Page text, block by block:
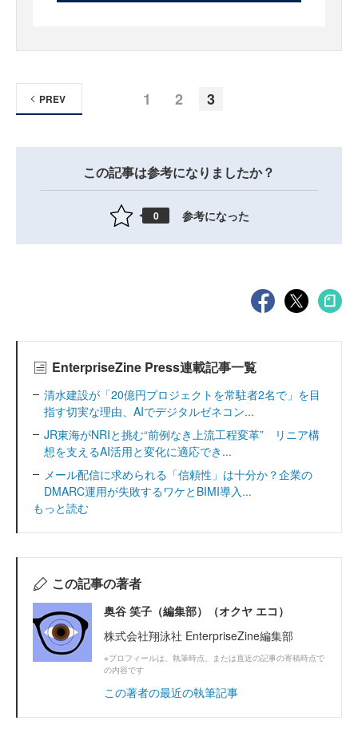
1 2 3
PREV
この記事は参考になりましたか？
0 参考になった
EnterpriseZine Press連載記事一覧
清水建設が「20億円プロジェクトを常駐者2名で」を目
指す切実な理由、AIでデジタルゼネコン...
JR東海がNRIと挑む“前例なき上流工程変革” リニア構
想を支えるAI活用と変化に適応でき...
メール配信に求められる「信頼性」は十分か？企業の
DMARC運用が失敗するワケとBIMI導入...
もっと読む
この記事の著者
奥谷 笑子（編集部）（オクヤ エコ）
株式会社翔泳社 EnterpriseZine編集部
※プロフィールは、執筆時点、または直近の記事の寄稿時点で
の内容です
この著者の最近の執筆記事